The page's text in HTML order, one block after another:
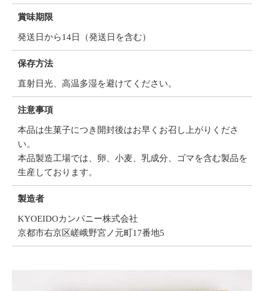
賞味期限
発送日から14日（発送日を含む）
保存方法
直射日光、高温多湿を避けてください。
注意事項
本品は生菓子につき開封後はお早くお召し上がりくださ
い。
本品製造工場では、卵、小麦、乳成分、ゴマを含む製品を
生産しております。
製造者
KYOEIDOカンパニー株式会社
京都市右京区嵯峨野宮ノ元町17番地5